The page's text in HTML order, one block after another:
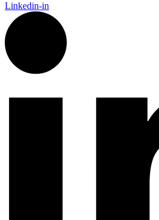
Linkedin-in